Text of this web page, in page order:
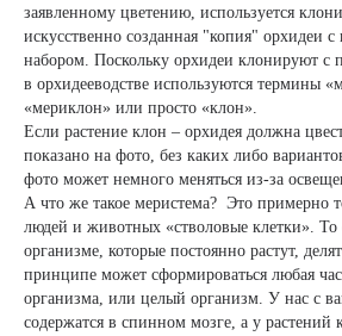
заявленному цветению, используется
искусственно созданная "копия" орхидеи
набором. Поскольку орхидеи клонируют с
в орхидееводстве используются термины
«мериклон» или просто «клон».
Если растение клон – орхидея должна
показано на фото, без каких либо
фото может немного меняться из-за
А что же такое меристема? Это примерно
людей и животных «стволовые клетки». То
организме, которые постоянно растут,
принципе может сформироваться любая
организма, или целый организм. У нас с
содержатся в спинном мозге, а у растений